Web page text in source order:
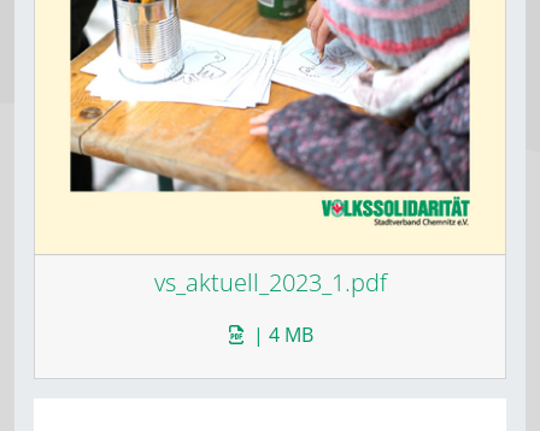
vs_aktuell_2023_1.pdf
| 4 MB